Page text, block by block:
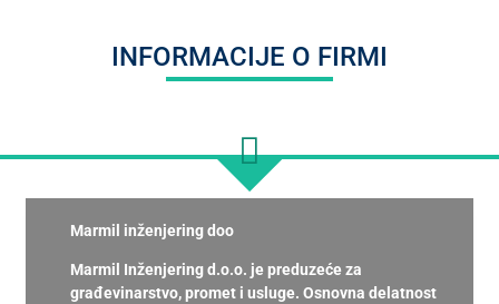
INFORMACIJE O FIRMI
Marmil inženjering doo
Marmil Inženjering d.o.o. je preduzeće za
građevinarstvo, promet i usluge. Osnovna delatnost